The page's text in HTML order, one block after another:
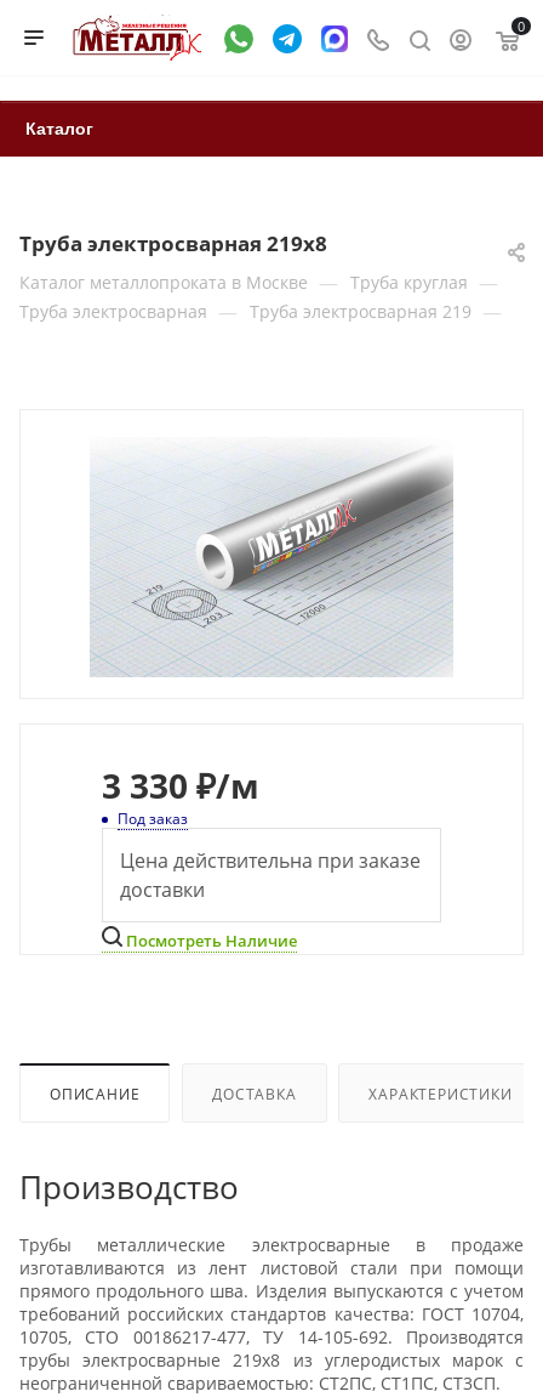
0
Каталог
Труба электросварная 219х8
Каталог металлопроката в Москве — Труба круглая —
Труба электросварная — Труба электросварная 219 —
3 330 ₽/м
Под заказ
Цена действительна при заказе
доставки
Посмотреть Наличие
ОПИСАНИЕ ДОСТАВКА ХАРАКТЕРИСТИКИ
Производство
Трубы металлические электросварные в продаже
изготавливаются из лент листовой стали при помощи
прямого продольного шва. Изделия выпускаются с учетом
требований российских стандартов качества: ГОСТ 10704,
10705, СТО 00186217-477, ТУ 14-105-692. Производятся
трубы электросварные 219х8 из углеродистых марок с
неограниченной свариваемостью: СТ2ПС, СТ1ПС, СТ3СП.